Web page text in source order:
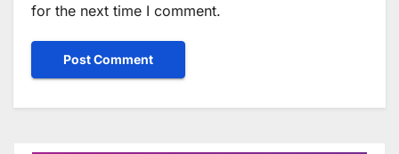
for the next time I comment.